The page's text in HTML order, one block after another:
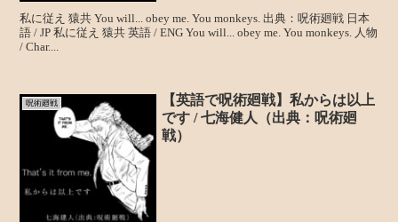
私に従え 猿共 You will... obey me. You monkeys. 出典：呪術廻戦 日本
語 / JP 私に従え 猿共 英語 / ENG You will... obey me. You monkeys. 人物
/ Char....
呪術廻戦
【英語で呪術廻戦】私からは以上
です / 七海健人（出典：呪術廻
戦）